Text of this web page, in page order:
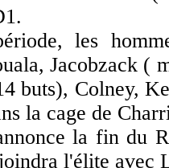
les
Jacobzack (
buts), Colney,
la cage de
la fin du
l'élite avec